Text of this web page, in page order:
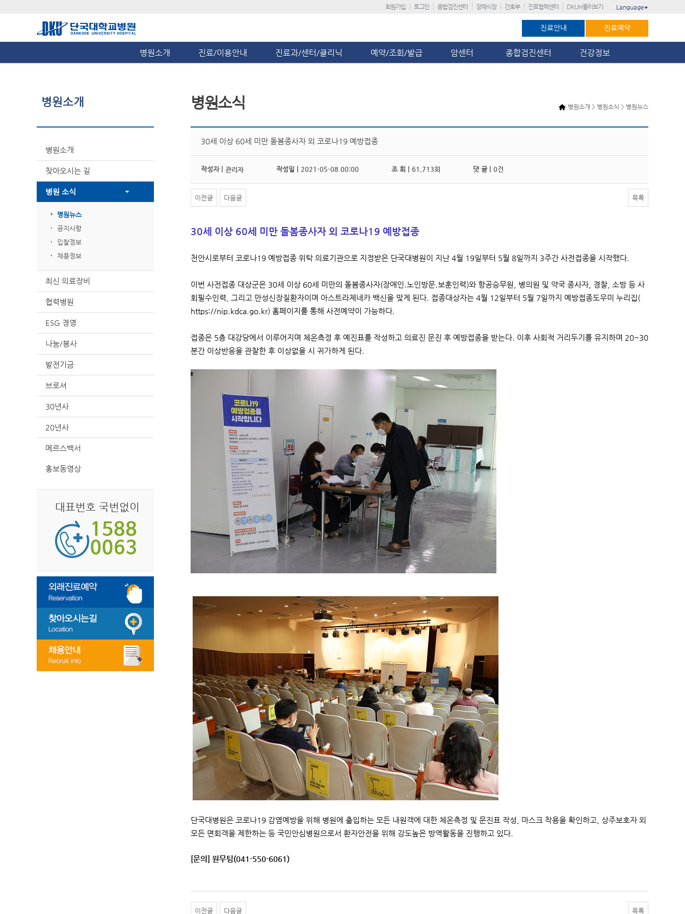
회원가입 로그인 종합검진센터 장례식장 간호부 진료협력센터 DKUH둘러보기 Language ▼
진료안내 진료예약
병원소개 진료/이용안내 진료과/센터/클리닉 예약/조회/발급 암센터 종합검진센터 건강정보
병원소개
병원소개
찾아오시는 길
병원 소식
병원뉴스
공지사항
입찰정보
채용정보
최신 의료장비
협력병원
ESG 경영
나눔/봉사
발전기금
브로셔
30년사
20년사
메르스백서
홍보동영상
대표번호 국번없이
병원소개 > 병원소식 > 병원뉴스
병원소식
30세 이상 60세 미만 돌봄종사자 외 코로나19 예방접종
작성자 | 관리자 작성일 | 2021-05-08 00:00 조 회 | 61,713회 댓 글 | 0건
이전글 다음글 목록
30세 이상 60세 미만 돌봄종사자 외 코로나19 예방접종
천안시로부터 코로나19 예방접종 위탁 의료기관으로 지정받은 단국대병원이 지난 4월 19일부터 5월 8일까지 3주간 사전접종을 시작했다.
이번 사전접종 대상군은 30세 이상 60세 미만의 돌봄종사자(장애인.노인방문.보훈인력)와 항공승무원, 병의원 및 약국 종사자, 경찰, 소방 등 사
회필수인력, 그리고 만성신장질환자이며 아스트라제네카 백신을 맞게 된다. 접종대상자는 4월 12일부터 5월 7일까지 예방접종도우미 누리집(
https://nip.kdca.go.kr) 홈페이지를 통해 사전예약이 가능하다.
접종은 5층 대강당에서 이루어지며 체온측정 후 예진표를 작성하고 의료진 문진 후 예방접종을 받는다. 이후 사회적 거리두기를 유지하며 20~30
분간 이상반응을 관찰한 후 이상없을 시 귀가하게 된다.
단국대병원은 코로나19 감염예방을 위해 병원에 출입하는 모든 내원객에 대한 체온측정 및 문진표 작성, 마스크 착용을 확인하고, 상주보호자 외
모든 면회객을 제한하는 등 국민안심병원으로서 환자안전을 위해 강도높은 방역활동을 진행하고 있다.
[문의] 원무팀(041-550-6061)
이전글 다음글 목록